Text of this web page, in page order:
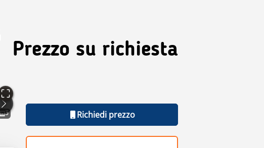
Prezzo su richiesta
3 Richiedi prezzo